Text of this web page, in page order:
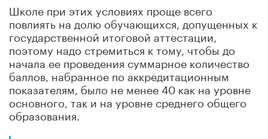
Школе при этих условиях проще всего
повлиять на долю обучающихся, допущенных к
государственной итоговой аттестации,
поэтому надо стремиться к тому, чтобы до
начала ее проведения суммарное количество
баллов, набранное по аккредитационным
показателям, было не менее 40 как на уровне
основного, так и на уровне среднего общего
образования.